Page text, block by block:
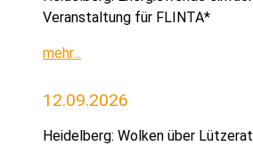
Veranstaltung für FLINTA*
mehr...
12.09.2026
Heidelberg: Wolken über